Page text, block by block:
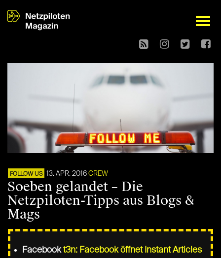
open
FOLLOW US 13. APR. 2016 CREW
Soeben gelandet – Die
Netzpiloten-Tipps aus Blogs &
Mags
Facebookt3n: Facebook öffnet Instant Articles